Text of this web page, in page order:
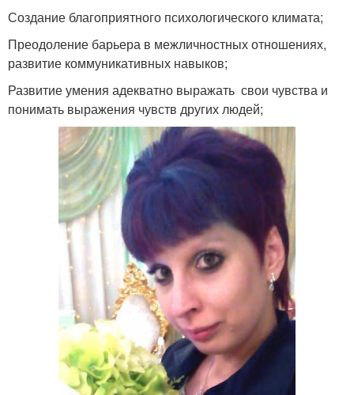
Создание благоприятного психологического климата;
Преодоление барьера в межличностных отношениях,
развитие коммуникативных навыков;
Развитие умения адекватно выражать свои чувства и
понимать выражения чувств других людей;